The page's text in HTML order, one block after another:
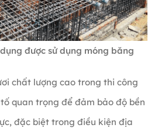
được sử dụng móng băng
chất lượng cao trong thi công
quan trọng để đảm bảo độ bền
đặc biệt trong điều kiện địa